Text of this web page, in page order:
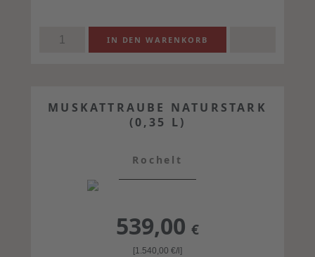
MUSKATTRAUBE NATURSTARK
(0,35 L)
Rochelt
539,00 €
[1.540,00 €/l]